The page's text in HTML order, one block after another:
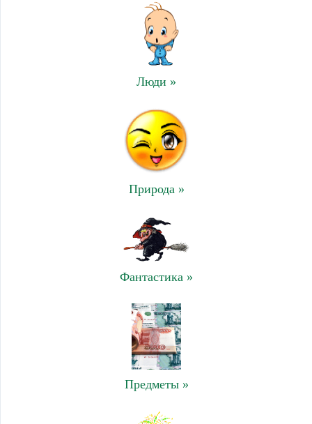
Люди »
Природа »
Фантастика »
Предметы »